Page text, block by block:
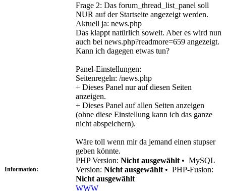
Frage 2: Das forum_thread_list_panel soll
NUR auf der Startseite angezeigt werden.
Aktuell ja: news.php
Das klappt natürlich soweit. Aber es wird nun
auch bei news.php?readmore=659 angezeigt.
Kann ich dagegen etwas tun?
Panel-Einstellungen:
Seitenregeln: /news.php
+ Dieses Panel nur auf diesen Seiten
anzeigen.
+ Dieses Panel auf allen Seiten anzeigen
(ohne diese Einstellung kann ich das ganze
nicht abspeichern).
Wäre toll wenn mir da jemand einen stupser
geben könnte.
Information:
PHP Version: Nicht ausgewählt • MySQL
Version: Nicht ausgewählt • PHP-Fusion:
Nicht ausgewählt
WWW